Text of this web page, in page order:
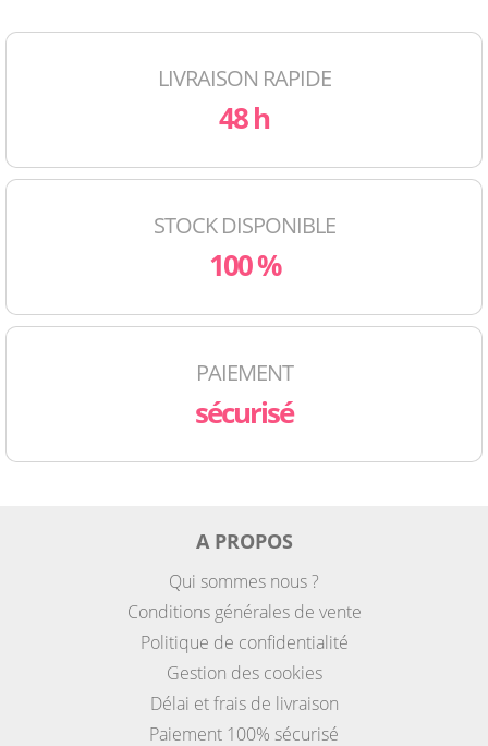
LIVRAISON RAPIDE
48 h
STOCK DISPONIBLE
100 %
PAIEMENT
sécurisé
A PROPOS
Qui sommes nous ?
Conditions générales de vente
Politique de confidentialité
Gestion des cookies
Délai et frais de livraison
Paiement 100% sécurisé